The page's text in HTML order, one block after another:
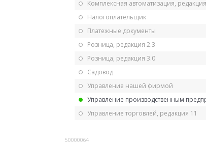
Комплексная автоматизация,
Налогоплательщик
Платежные документы
Розница, редакция 2.3
Розница, редакция 3.0
Садовод
Управление нашей фирмой
Управление производственным
Управление торговлей, редакция 11
50000064